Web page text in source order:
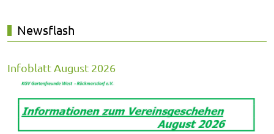
Newsflash
Infoblatt August 2026